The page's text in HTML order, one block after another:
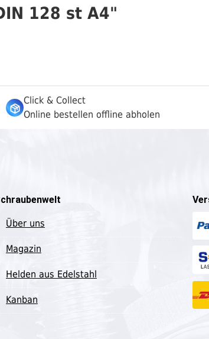
128 st A4"
Click & Collect
Online bestellen offline abholen
Über uns
Magazin
Helden aus Edelstahl
Kanban